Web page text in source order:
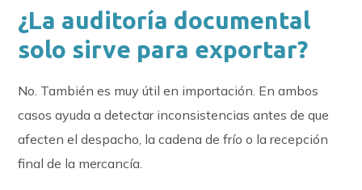
¿La auditoría documental
solo sirve para exportar?
No. También es muy útil en importación. En ambos
casos ayuda a detectar inconsistencias antes de que
afecten el despacho, la cadena de frío o la recepción
final de la mercancía.